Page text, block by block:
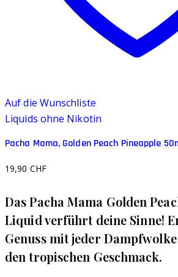
Auf die Wunschliste
Liquids ohne Nikotin
Pacha Mama, Golden Peach Pineapple
19,90 CHF
Das Pacha Mama Golden
Liquid verführt deine Sinne!
Genuss mit jeder
den tropischen Geschmack.